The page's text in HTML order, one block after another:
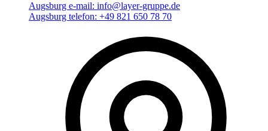
Augsburg e-mail: info@layer-gruppe.de
Augsburg telefon: +49 821 650 78 70